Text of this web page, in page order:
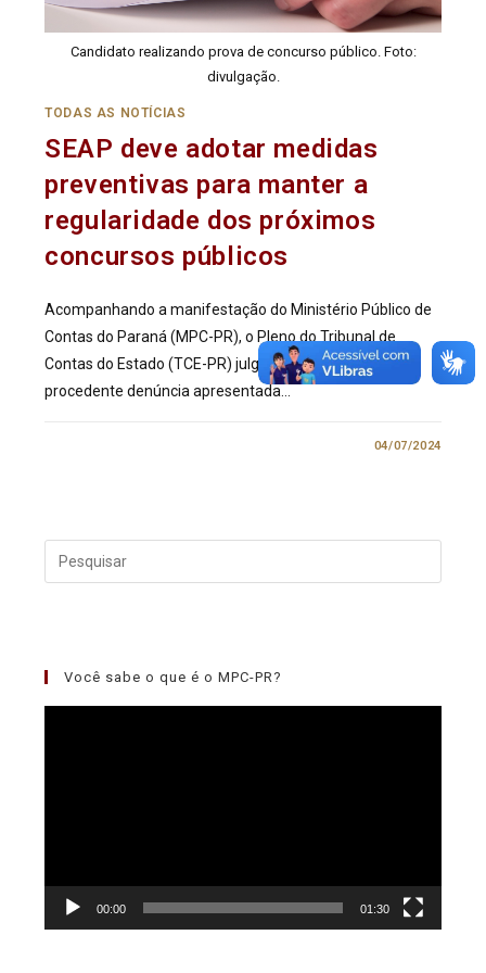
Candidato realizando prova de concurso público. Foto:
divulgação.
TODAS AS NOTÍCIAS
SEAP deve adotar medidas
preventivas para manter a
regularidade dos próximos
concursos públicos
Acompanhando a manifestação do Ministério Público de
Contas do Paraná (MPC-PR), o Pleno do Tribunal de
Contas do Estado (TCE-PR) julgou parcialmente
procedente denúncia apresentada…
04/07/2024
Você sabe o que é o MPC-PR?
00:00 01:30